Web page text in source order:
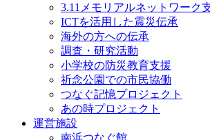
3.11メモリアルネットワーク
ICTを活用した震災伝承
海外の方への伝承
調査・研究活動
小学校の防災教育支援
祈念公園での市民協働
つなぐ記憶プロジェクト
あの時プロジェクト
運営施設
南浜つなぐ館